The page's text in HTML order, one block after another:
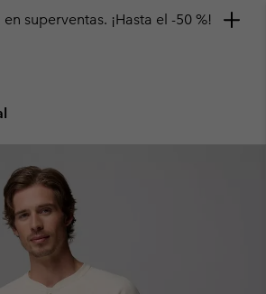
superventas. ¡Hasta el -50 %!